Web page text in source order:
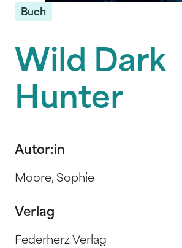
Buch
Wild Dark
Hunter
Autor:in
Moore, Sophie
Verlag
Federherz Verlag